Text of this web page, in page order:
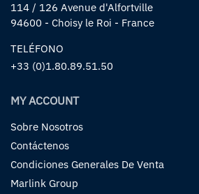
114 / 126 Avenue d'Alfortville
94600 - Choisy le Roi - France
TELÉFONO
+33 (0)1.80.89.51.50
MY ACCOUNT
Sobre Nosotros
Contáctenos
Condiciones Generales De Venta
Marlink Group